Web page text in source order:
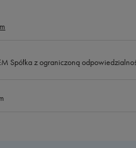
Spółka z ograniczoną